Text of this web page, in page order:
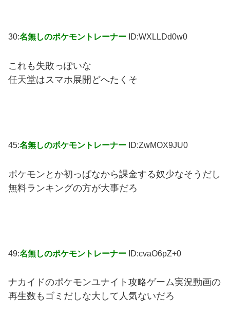
30:名無しのポケモントレーナー ID:WXLLDd0w0
これも失敗っぽいな
任天堂はスマホ展開どへたくそ
45:名無しのポケモントレーナー ID:ZwMOX9JU0
ポケモンとか初っぱなから課金する奴少なそうだし
無料ランキングの方が大事だろ
49:名無しのポケモントレーナー ID:cvaO6pZ+0
ナカイドのポケモンユナイト攻略ゲーム実況動画の
再生数もゴミだしな大して人気ないだろ